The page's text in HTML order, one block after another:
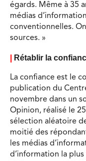
égards. Même à 35
médias
conventionnelles.
sources. »
Rétablir la
La confiance est le
publication du
novembre dans un
Opinion, réalisé le
sélection aléatoire
moitié des
les médias
d’information la